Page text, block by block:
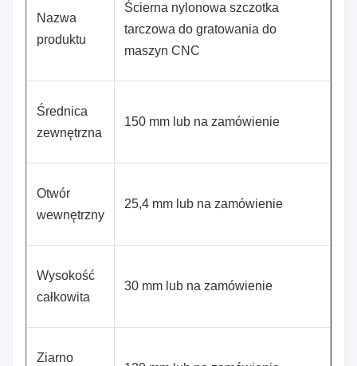
Nazwa
produktu
Ścierna nylonowa szczotka
tarczowa do gratowania do
maszyn CNC
Średnica
zewnętrzna
150 mm lub na zamówienie
Otwór
wewnętrzny
25,4 mm lub na zamówienie
Wysokość
całkowita
30 mm lub na zamówienie
Ziarno